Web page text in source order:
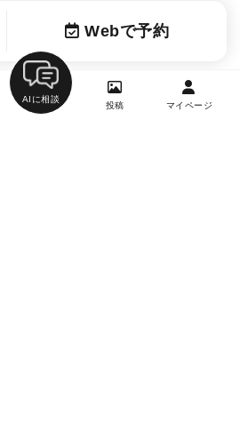
Webで予約
AIに相談
投稿 マイページ